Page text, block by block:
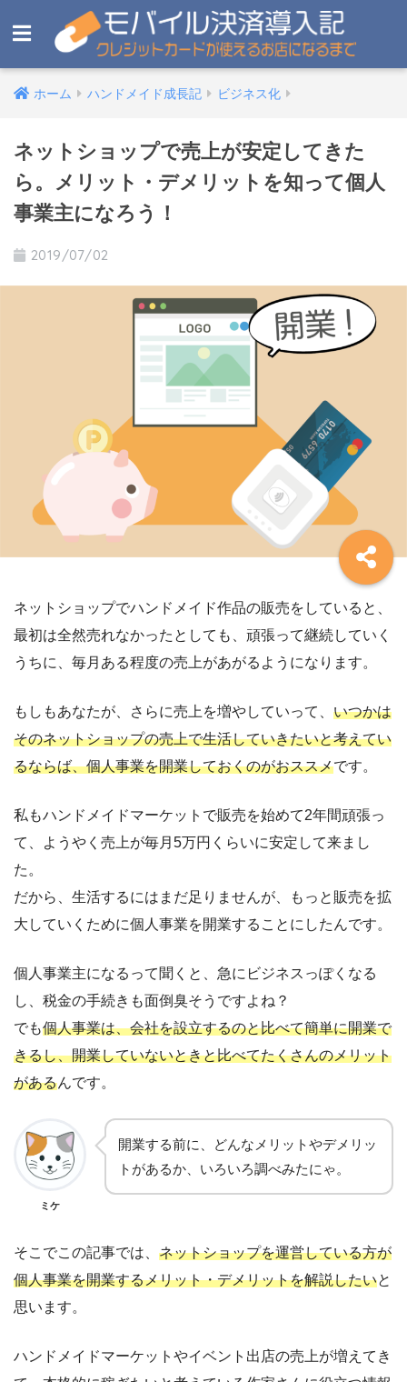
ホーム ハンドメイド成長記 ビジネス化
ネットショップで売上が安定してきた
ら。メリット・デメリットを知って個人
事業主になろう！
2019/07/02
ネットショップでハンドメイド作品の販売をしていると、
最初は全然売れなかったとしても、頑張って継続していく
うちに、毎月ある程度の売上があがるようになります。
もしもあなたが、さらに売上を増やしていって、 いつかは
そのネットショップの売上で生活していきたいと考えてい
るならば、個人事業を開業しておくのがおススメです。
私もハンドメイドマーケットで販売を始めて2年間頑張っ
て、ようやく売上が毎月5万円くらいに安定して来まし
た。
だから、生活するにはまだ足りませんが、もっと販売を拡
大していくために個人事業を開業することにしたんです。
個人事業主になるって聞くと、急にビジネスっぽくなる
し、税金の手続きも面倒臭そうですよね？
でも個人事業は、会社を設立するのと比べて簡単に開業で
きるし、開業していないときと比べてたくさんのメリット
があるんです。
ミケ
開業する前に、どんなメリットやデメリッ
トがあるか、いろいろ調べみたにゃ。
そこでこの記事では、 ネットショップを運営している方が
個人事業を開業するメリット・デメリットを解説したいと
思います。
ハンドメイドマーケットやイベント出店の売上が増えてき